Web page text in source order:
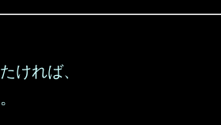
ければ、